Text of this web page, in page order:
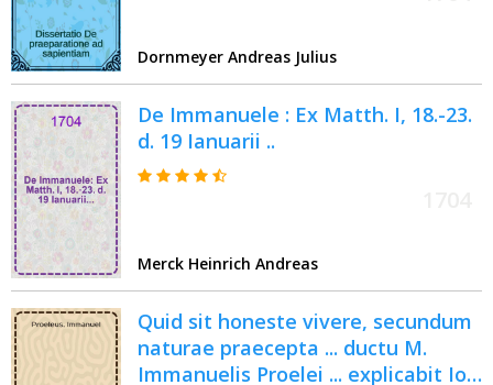
Dornmeyer Andreas Julius
De Immanuele : Ex Matth. I, 18.-23.
d. 19 Ianuarii ..
Merck Heinrich Andreas
Quid sit honeste vivere, secundum
naturae praecepta ... ductu M.
Immanuelis Proelei ... explicabit Io.